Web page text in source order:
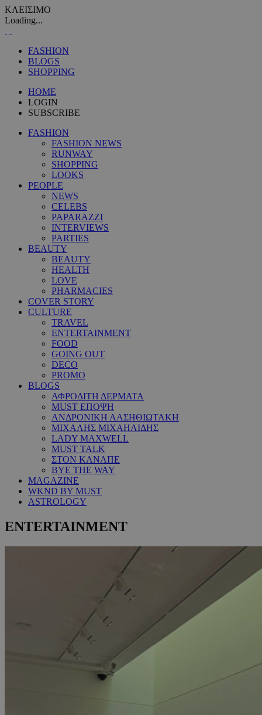
ΚΛΕΙΣΙΜΟ
Loading...
FASHION
BLOGS
SHOPPING
HOME
LOGIN
SUBSCRIBE
FASHION
FASHION NEWS
RUNWAY
SHOPPING
LOOKS
PEOPLE
NEWS
CELEBS
PAPARAZZI
INTERVIEWS
PARTIES
BEAUTY
BEAUTY
HEALTH
LOVE
PHARMACIES
COVER STORY
CULTURE
TRAVEL
ENTERTAINMENT
FOOD
GOING OUT
DECO
PROMO
BLOGS
ΑΦΡΟΔΙΤΗ ΔΕΡΜΑΤΑ
MUST ΕΠΟΨΗ
ΑΝΔΡΟΝΙΚΗ ΛΑΣΗΘΙΩΤΑΚΗ
ΜΙΧΑΛΗΣ ΜΙΧΑΗΛΙΔΗΣ
LADY MAXWELL
MUST TALK
ΣΤΟΝ ΚΑΝΑΠΕ
BYE THE WAY
MAGAZINE
WKND BY MUST
ASTROLOGY
ENTERTAINMENT